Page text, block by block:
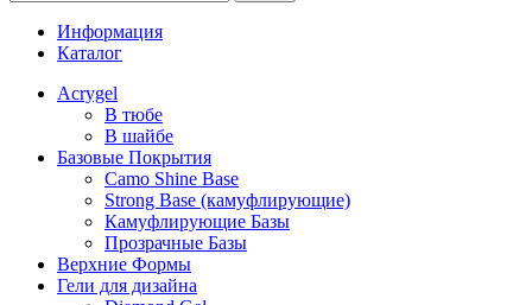
Информация
Каталог
Acrygel
В тюбе
В шайбе
Базовые Покрытия
Camo Shine Base
Strong Base (камуфлирующие)
Камуфлирующие Базы
Прозрачные Базы
Верхние Формы
Гели для дизайна